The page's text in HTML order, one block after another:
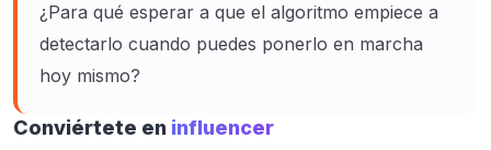
¿Para qué esperar a que el algoritmo empiece a
detectarlo cuando puedes ponerlo en marcha
hoy mismo?
Conviértete en influencer